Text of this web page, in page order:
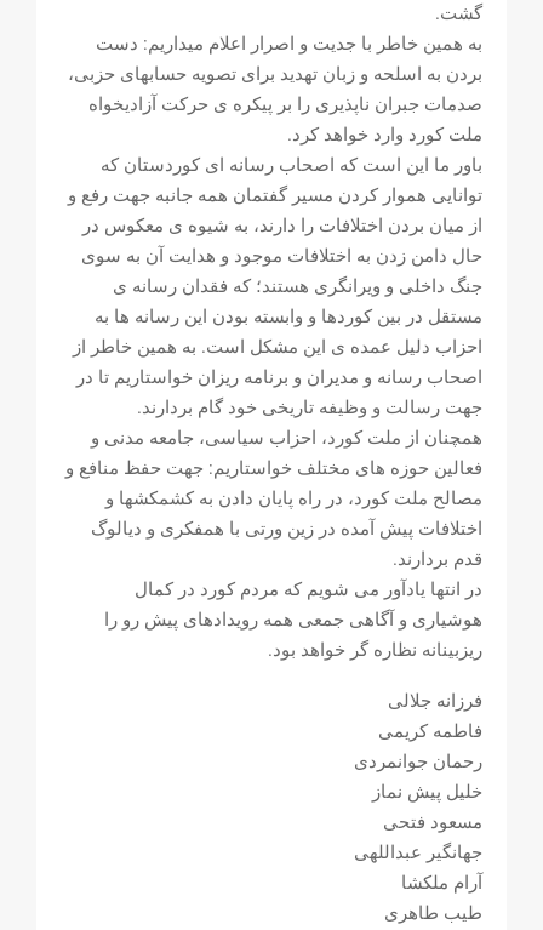
گشت.
به همین خاطر با جدیت و اصرار اعلام میداریم: دست
بردن به اسلحه و زبان تهدید برای تصویه حسابهای حزبی،
صدمات جبران ناپذیری را بر پیکره ی حرکت آزادیخواه
ملت کورد وارد خواهد کرد.
باور ما این است که اصحاب رسانه ای کوردستان که
توانایی هموار کردن مسیر گفتمان همه جانبه جهت رفع و
از میان بردن اختلافات را دارند، به شیوه ی معکوس در
حال دامن زدن به اختلافات موجود و هدایت آن به سوی
جنگ داخلی و ویرانگری هستند؛ که فقدان رسانه ی
مستقل در بین کوردها و وابسته بودن این رسانه ها به
احزاب دلیل عمده ی این مشکل است. به همین خاطر از
اصحاب رسانه و مدیران و برنامه ریزان خواستاریم تا در
جهت رسالت و وظیفه تاریخی خود گام بردارند.
همچنان از ملت کورد، احزاب سیاسی، جامعه مدنی و
فعالین حوزه های مختلف خواستاریم: جهت حفظ منافع و
مصالح ملت کورد، در راه پایان دادن به کشمکشها و
اختلافات پیش آمده در زین ورتی با همفکری و دیالوگ
قدم بردارند.
در انتها یادآور می شویم که مردم کورد در کمال
هوشیاری و آگاهی جمعی همه رویدادهای پیش رو را
ریزبینانه نظاره گر خواهد بود.
فرزانه جلالی
فاطمه کریمی
رحمان جوانمردی
خلیل پیش نماز
مسعود فتحی
جهانگیر عبداللهی
آرام ملکشا
طیب طاهری